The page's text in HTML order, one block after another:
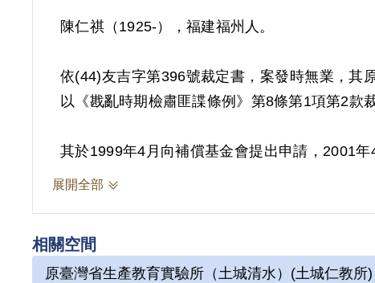
陳仁祺（1925-），福建福州人。
依(44)友吉字第396號裁定書，案發時無業，其
以《戡亂時期檢肅匪諜條例》第8條第1項第2款
其於1999年4月向補償基金會提出申請，2001
不時往還馬祖、連江之間，雖未發現具體叛亂
展開全部
相關空間
原臺灣省生產教育實驗所（土城清水）(土城仁教所)